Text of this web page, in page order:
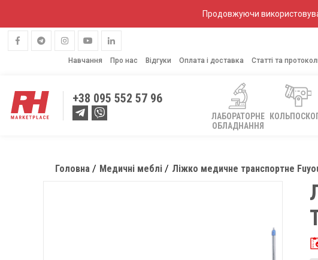
Продовжуючи
Навчання Про нас Відгуки Оплата і доставка Статті та
+38 095 552 57 96
ЛАБОРАТОРНЕ
ОБЛАДНАННЯ
Головна Медичні меблі Ліжко медичне транспортне